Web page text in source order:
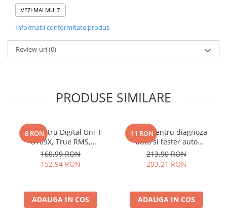
Caracteristici generale
IP67
Alimentare: 2x 1,5 V (R03)
Dimensiuni: 160,5 x 21,5 x 25 mm
Greutate: 72 g
Accesorii: baterii
VEZI MAI MULT
Informatii conformitate produs
Review-uri(0)
PRODUSE SIMILARE
-8 RON
Multimetru Digital Uni-T
UT89X, True RMS,
Temperatura 1000°C,
Frecventa, NCV, CAT III
160,99 RON
152,94 RON
ADAUGA IN COS
-11 RON
Aparat pentru diagnoza
auto si tester auto
KONNWEI KW808 Toate
Marcile Dupa 1996
213,90 RON
203,21 RON
ADAUGA IN COS